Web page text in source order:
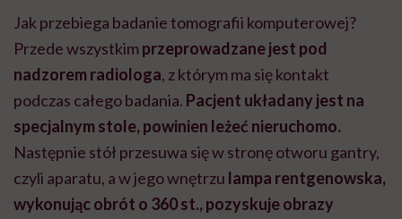
Jak przebiega badanie tomografii komputerowej?
Przede wszystkimprzeprowadzane jest pod
nadzorem radiologa, z którym ma się kontakt
podczas całego badania. Pacjent układany jest na
specjalnym stole, powinien leżeć nieruchomo.
Następnie stół przesuwa się w stronę otworu gantry,
czyli aparatu, a w jego wnętrzu lampa rentgenowska,
wykonując obrót o 360 st., pozyskuje obrazy